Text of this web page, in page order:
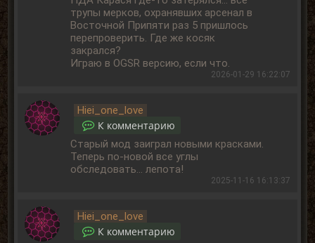
трупы мерков, охранявших арсенал в
Восточной Припяти раз 5 пришлось
перепроверить. Где же косяк
закрался?
Играю в OGSR версию, если что.
2026-01-29 16:22:07
Hiei_one_love
К комментарию
Старый мод заиграл новыми красками.
Теперь по-новой все углы
обследовать... лепота!
2025-11-16 16:13:37
Hiei_one_love
К комментарию